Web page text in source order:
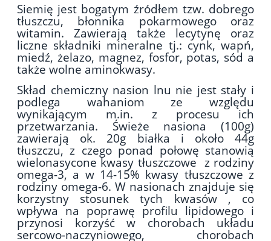
Siemię jest bogatym źródłem tzw. dobrego
tłuszczu, błonnika pokarmowego oraz
witamin. Zawierają także lecytynę oraz
liczne składniki mineralne tj.: cynk, wapń,
miedź, żelazo, magnez, fosfor, potas, sód a
także wolne aminokwasy.
Skład chemiczny nasion lnu nie jest stały i
podlega wahaniom ze względu
wynikającym m.in. z procesu ich
przetwarzania. Świeże nasiona (100g)
zawierają ok. 20g białka i około 44g
tłuszczu, z czego ponad połowę stanowią
wielonasycone kwasy tłuszczowe z rodziny
omega-3, a w 14-15% kwasy tłuszczowe z
rodziny omega-6. W nasionach znajduje się
korzystny stosunek tych kwasów , co
wpływa na poprawę profilu lipidowego i
przynosi korzyść w chorobach układu
sercowo-naczyniowego, chorobach